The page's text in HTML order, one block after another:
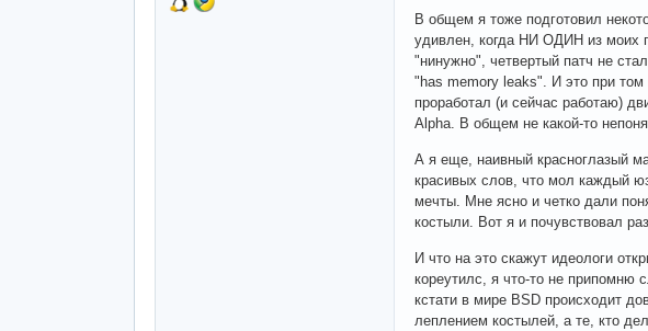
В общем я тоже подготовил
удивлен, когда НИ ОДИН из моих
"нинужно", четвертый патч не
"has memory leaks". И это при том
проработал (и сейчас работаю)
Alpha. В общем не какой-то
А я еще, наивный красноглазый
красивых слов, что мол каждый
мечты. Мне ясно и четко дали
костыли. Вот я и почувствовал
И что на это скажут идеологи
кореутилс, я что-то не припомню
кстати в мире BSD происходит
леплением костылей, а те, кто